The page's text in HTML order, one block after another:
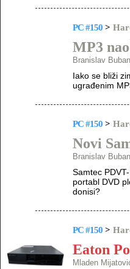
PC #150 >
MP3
Branislav
Iako se bliži
ugrađenim
PC #150 >
Novi
Branislav
Samtec
portabl DVD
donisi?
PC #150 >
Eaton
Mladen